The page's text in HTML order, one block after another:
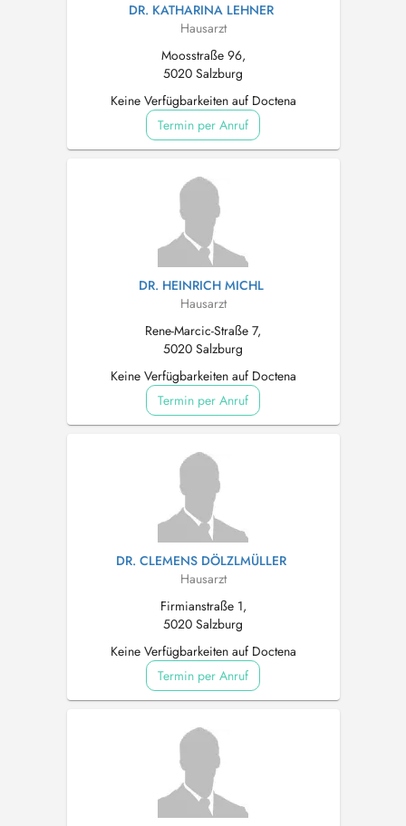
DR. KATHARINA LEHNER
Hausarzt
Moosstraße 96,
5020 Salzburg
Keine Verfügbarkeiten auf Doctena
Termin per Anruf
DR. HEINRICH MICHL
Hausarzt
Rene-Marcic-Straße 7,
5020 Salzburg
Keine Verfügbarkeiten auf Doctena
Termin per Anruf
DR. CLEMENS DÖLZLMÜLLER
Hausarzt
Firmianstraße 1,
5020 Salzburg
Keine Verfügbarkeiten auf Doctena
Termin per Anruf